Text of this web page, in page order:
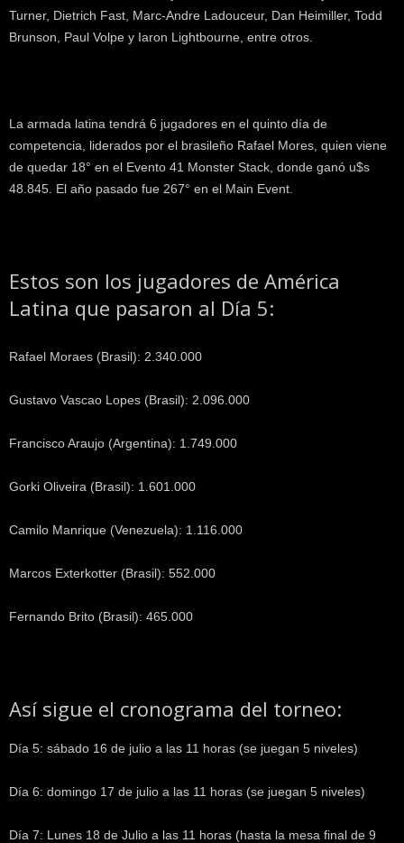
Turner, Dietrich Fast, Marc-Andre Ladouceur, Dan Heimiller, Todd
Brunson, Paul Volpe y Iaron Lightbourne, entre otros.
La armada latina tendrá 6 jugadores en el quinto día de
competencia, liderados por el brasileño Rafael Mores, quien viene
de quedar 18° en el Evento 41 Monster Stack, donde ganó u$s
48.845. El año pasado fue 267° en el Main Event.
Estos son los jugadores de América
Latina que pasaron al Día 5:
Rafael Moraes (Brasil): 2.340.000
Gustavo Vascao Lopes (Brasil): 2.096.000
Francisco Araujo (Argentina): 1.749.000
Gorki Oliveira (Brasil): 1.601.000
Camilo Manrique (Venezuela): 1.116.000
Marcos Exterkotter (Brasil): 552.000
Fernando Brito (Brasil): 465.000
Así sigue el cronograma del torneo:
Día 5: sábado 16 de julio a las 11 horas (se juegan 5 niveles)
Día 6: domingo 17 de julio a las 11 horas (se juegan 5 niveles)
Día 7: Lunes 18 de Julio a las 11 horas (hasta la mesa final de 9